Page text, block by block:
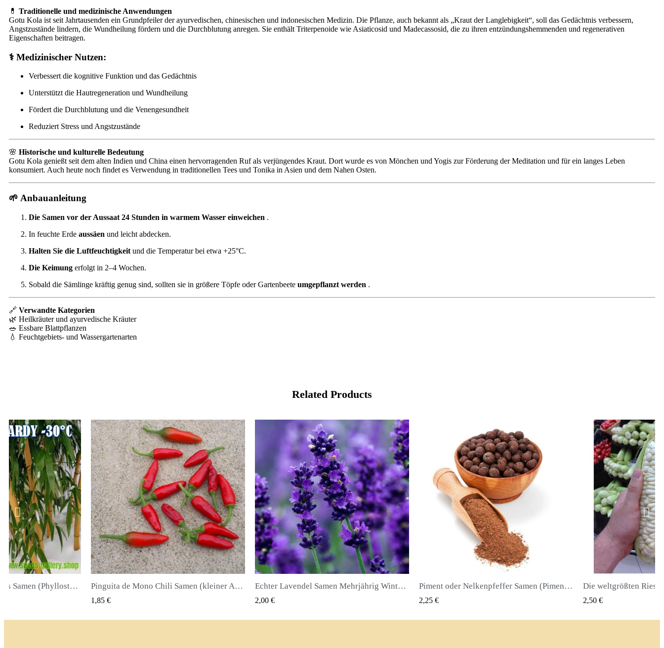
💊 Traditionelle und medizinische Anwendungen
Gotu Kola ist seit Jahrtausenden ein Grundpfeiler der ayurvedischen, chinesischen und indonesischen Medizin. Die Pflanze, auch bekannt als „Kraut der Langlebigkeit“, soll das Gedächtnis verbessern,
Angstzustände lindern, die Wundheilung fördern und die Durchblutung anregen. Sie enthält Triterpenoide wie Asiaticosid und Madecassosid, die zu ihren entzündungshemmenden und regenerativen
Eigenschaften beitragen.
⚕️ Medizinischer Nutzen:
Verbessert die kognitive Funktion und das Gedächtnis
Unterstützt die Hautregeneration und Wundheilung
Fördert die Durchblutung und die Venengesundheit
Reduziert Stress und Angstzustände
🌸 Historische und kulturelle Bedeutung
Gotu Kola genießt seit dem alten Indien und China einen hervorragenden Ruf als verjüngendes Kraut. Dort wurde es von Mönchen und Yogis zur Förderung der Meditation und für ein langes Leben
konsumiert. Auch heute noch findet es Verwendung in traditionellen Tees und Tonika in Asien und dem Nahen Osten.
🌱 Anbauanleitung
Die Samen vor der Aussaat 24 Stunden in warmem Wasser einweichen .
In feuchte Erde aussäen und leicht abdecken.
Halten Sie die Luftfeuchtigkeit und die Temperatur bei etwa +25°C.
Die Keimung erfolgt in 2–4 Wochen.
Sobald die Sämlinge kräftig genug sind, sollten sie in größere Töpfe oder Gartenbeete umgepflanzt werden .
🔗 Verwandte Kategorien
🌿 Heilkräuter und ayurvedische Kräuter
🥗 Essbare Blattpflanzen
💧 Feuchtgebiets- und Wassergartenarten
Related Products
VIEW Pinguita de Mono Chili Samen (kleiner Affenpenis) QUICK VIEW Echter Lavendel Samen Mehrjährig Winterhart bis -20C
2,00 €
QUICK VIEW Piment oder Nelkenpfeffer Samen (Pimenta dioica)
2,25 €
QUICK VIEW Die weltgrößten Riesenmais-Samen Cuzco - Cusco
2,50 €
QUICK
2,40 €